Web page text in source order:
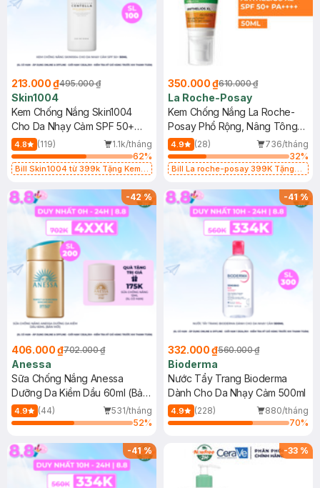
213.000 ₫495.000 ₫
Skin1004
Kem Chống Nắng Skin1004
Cho Da Nhạy Cảm SPF 50+
50ml
4.8 (119)
1.1k/tháng
62%
Bill Skin1004 từ 399k Tặng Kem
SPF 50+ 20ml (SL Có Hạn)
350.000 ₫610.000 ₫
La Roche-Posay
Kem Chống Nắng La Roche-
Posay Phổ Rộng, Nâng Tông
Kiềm Dầu 50ml
4.9 (28)
736/tháng
32%
Bill La roche-posay 399K Tặng
(SL có hạn)
-42%
406.000 ₫702.000 ₫
Anessa
Sữa Chống Nắng Anessa
Dưỡng Da Kiềm Dầu 60ml (Bản
Mới)
4.9 (44)
531/tháng
52%
-41%
332.000 ₫560.000 ₫
Bioderma
Nước Tẩy Trang Bioderma
Dành Cho Da Nhạy Cảm 500ml
4.9 (228)
880/tháng
70%
-41% -33 %